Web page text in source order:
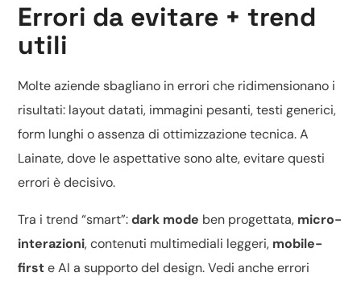
Errori da evitare + trend
utili
Molte aziende sbagliano in errori che ridimensionano i
risultati: layout datati, immagini pesanti, testi generici,
form lunghi o assenza diottimizzazione tecnica. A
Lainate, dove le aspettative sono alte, evitare questi
errori è decisivo.
Tra i trend “smart”:dark mode ben progettata, micro-
interazioni, contenuti multimediali leggeri, mobile-
firsteAI a supporto del design. Vedi ancheerrori